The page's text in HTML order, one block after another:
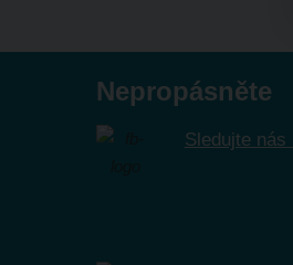
Nepropásněte
Sledujte nás